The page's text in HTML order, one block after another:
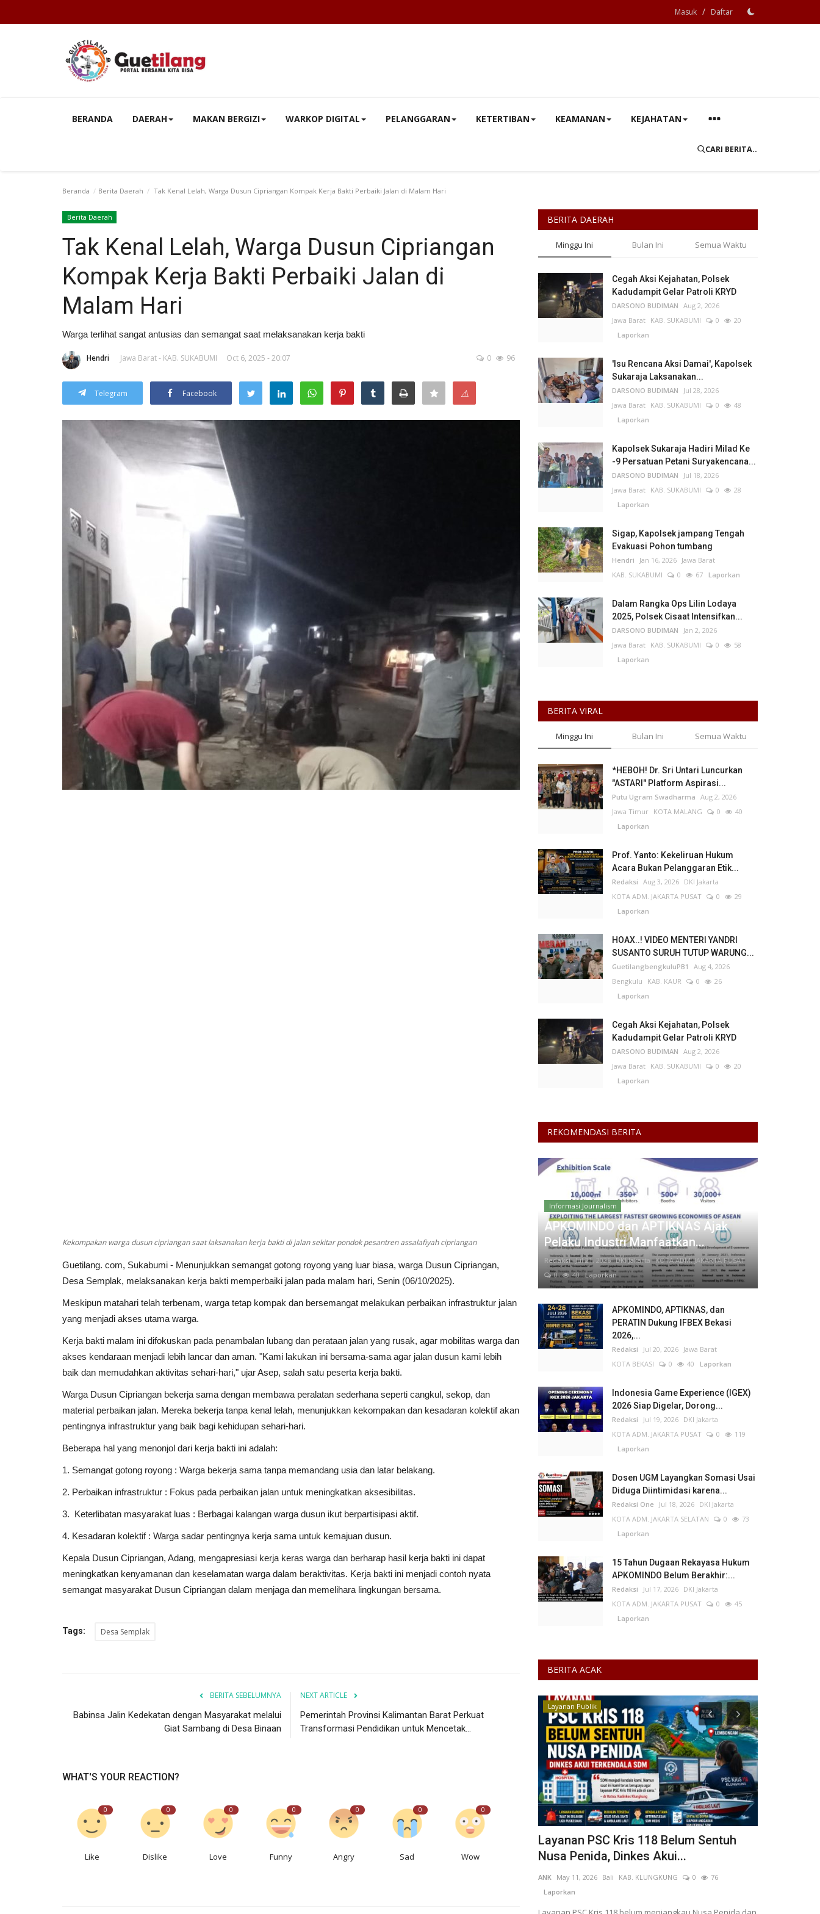
Masuk / Daftar
BERANDA DAERAH MAKAN BERGIZI WARKOP DIGITAL PELANGGARAN KETERTIBAN KEAMANAN KEJAHATAN
CARI BERITA..
Beranda Berita Daerah Tak Kenal Lelah, Warga Dusun Cipriangan Kompak Kerja Bakti Perbaiki Jalan di Malam Hari
Berita Daerah
Tak Kenal Lelah, Warga Dusun Cipriangan
Kompak Kerja Bakti Perbaiki Jalan di
Malam Hari
Warga terlihat sangat antusias dan semangat saat melaksanakan kerja bakti
Hendri Jawa Barat - KAB. SUKABUMI Oct 6, 2025 - 20:07 0 96
Telegram Facebook ⚠
Kekompakan warga dusun cipriangan saat laksanakan kerja bakti di jalan sekitar pondok pesantren assalafiyah cipriangan
Guetilang. com, Sukabumi - Menunjukkan semangat gotong royong yang luar biasa, warga Dusun Cipriangan,
Desa Semplak, melaksanakan kerja bakti memperbaiki jalan pada malam hari, Senin (06/10/2025).
Meskipun matahari telah terbenam, warga tetap kompak dan bersemangat melakukan perbaikan infrastruktur jalan
yang menjadi akses utama warga.
Kerja bakti malam ini difokuskan pada penambalan lubang dan perataan jalan yang rusak, agar mobilitas warga dan
akses kendaraan menjadi lebih lancar dan aman. "Kami lakukan ini bersama-sama agar jalan dusun kami lebih
baik dan memudahkan aktivitas sehari-hari," ujar Asep, salah satu peserta kerja bakti.
Warga Dusun Cipriangan bekerja sama dengan membawa peralatan sederhana seperti cangkul, sekop, dan
material perbaikan jalan. Mereka bekerja tanpa kenal lelah, menunjukkan kekompakan dan kesadaran kolektif akan
pentingnya infrastruktur yang baik bagi kehidupan sehari-hari.
Beberapa hal yang menonjol dari kerja bakti ini adalah:
1. Semangat gotong royong : Warga bekerja sama tanpa memandang usia dan latar belakang.
2. Perbaikan infrastruktur : Fokus pada perbaikan jalan untuk meningkatkan aksesibilitas.
3. Keterlibatan masyarakat luas : Berbagai kalangan warga dusun ikut berpartisipasi aktif.
4. Kesadaran kolektif : Warga sadar pentingnya kerja sama untuk kemajuan dusun.
Kepala Dusun Cipriangan, Adang, mengapresiasi kerja keras warga dan berharap hasil kerja bakti ini dapat
meningkatkan kenyamanan dan keselamatan warga dalam beraktivitas. Kerja bakti ini menjadi contoh nyata
semangat masyarakat Dusun Cipriangan dalam menjaga dan memelihara lingkungan bersama.
Tags: Desa Semplak
BERITA SEBELUMNYA
Babinsa Jalin Kedekatan dengan Masyarakat melalui
Giat Sambang di Desa Binaan
NEXT ARTICLE
Pemerintah Provinsi Kalimantan Barat Perkuat
Transformasi Pendidikan untuk Mencetak...
WHAT'S YOUR REACTION?
0
Like
0
Dislike
0
Love
0
Funny
0
Angry
0
Sad
0
Wow
BERITA DAERAH
Minggu Ini Bulan Ini Semua Waktu
Cegah Aksi Kejahatan, Polsek
Kadudampit Gelar Patroli KRYD
DARSONO BUDIMAN Aug 2, 2026
Jawa Barat KAB. SUKABUMI 0
20
Laporkan
'Isu Rencana Aksi Damai', Kapolsek
Sukaraja Laksanakan...
DARSONO BUDIMAN
Jul 28, 2026
Jawa Barat KAB. SUKABUMI 0
48
Laporkan
Kapolsek Sukaraja Hadiri Milad Ke
-9 Persatuan Petani Suryakencana...
DARSONO BUDIMAN
Jul 18, 2026
Jawa Barat KAB. SUKABUMI 0
28
Laporkan
Sigap, Kapolsek jampang Tengah
Evakuasi Pohon tumbang
Hendri Jan 16, 2026 Jawa Barat
KAB. SUKABUMI
0 67 Laporkan
Dalam Rangka Ops Lilin Lodaya
2025, Polsek Cisaat Intensifkan...
DARSONO BUDIMAN
Jan 2, 2026
Jawa Barat KAB. SUKABUMI 0
58
Laporkan
BERITA VIRAL
Minggu Ini Bulan Ini Semua Waktu
*HEBOH! Dr. Sri Untari Luncurkan
"ASTARI" Platform Aspirasi...
Putu Ugram Swadharma Aug 2, 2026
Jawa Timur KOTA MALANG 0
40
Laporkan
Prof. Yanto: Kekeliruan Hukum
Acara Bukan Pelanggaran Etik...
Redaksi Aug 3, 2026 DKI Jakarta
KOTA ADM. JAKARTA PUSAT
0
29
Laporkan
HOAX..! VIDEO MENTERI YANDRI
SUSANTO SURUH TUTUP WARUNG...
GuetilangbengkuluPB1
Aug 4, 2026
Bengkulu
KAB. KAUR 0
26
Laporkan
Cegah Aksi Kejahatan, Polsek
Kadudampit Gelar Patroli KRYD
DARSONO BUDIMAN Aug 2, 2026
Jawa Barat KAB. SUKABUMI 0
20
Laporkan
REKOMENDASI BERITA
Informasi Journalism
APKOMINDO dan APTIKNAS Ajak
Pelaku Industri Manfaatkan...
Redaksi Jul 21, 2026 DKI Jakarta KOTA ADM. JAKARTA PUSAT
0
40Laporkan
APKOMINDO, APTIKNAS, dan
PERATIN Dukung IFBEX Bekasi
2026,...
Redaksi Jul 20, 2026 Jawa Barat
KOTA BEKASI
0 40 Laporkan
Indonesia Game Experience (IGEX)
2026 Siap Digelar, Dorong...
Redaksi Jul 19, 2026 DKI Jakarta
KOTA ADM. JAKARTA PUSAT
0
119
Laporkan
Dosen UGM Layangkan Somasi Usai
Diduga Diintimidasi karena...
Redaksi One Jul 18, 2026 DKI Jakarta
KOTA ADM. JAKARTA SELATAN
0
73
Laporkan
15 Tahun Dugaan Rekayasa Hukum
APKOMINDO Belum Berakhir:...
Redaksi Jul 17, 2026 DKI Jakarta
KOTA ADM. JAKARTA PUSAT
0
45
Laporkan
BERITA ACAK
Dosen UGM Layangkan Somasi Usai
Diduga Diintimidasi karena...
Polsek Kretek Hadiri Kegiatan
Pemberdayaan Masyarakat
Layanan Publik
Layanan PSC Kris 118 Belum Sentuh
Nusa Penida, Dinkes Akui...
ANK May 11, 2026 Bali KAB. KLUNGKUNG 0
76
Laporkan